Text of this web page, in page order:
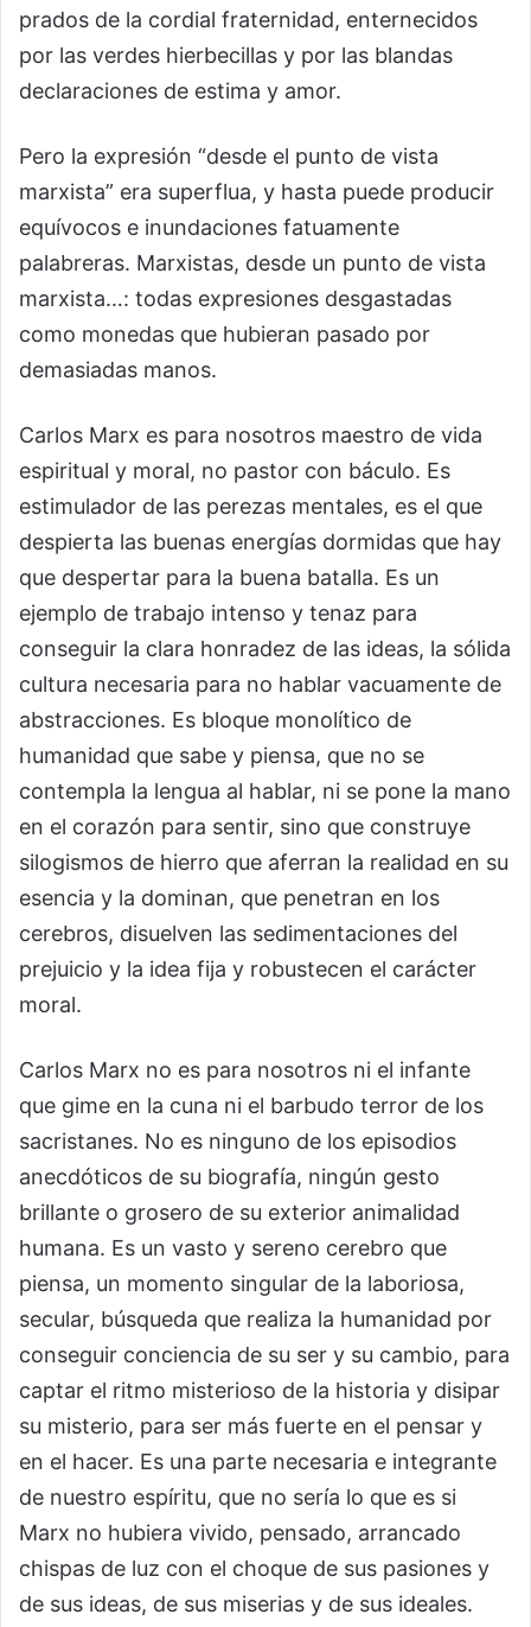
prados de la cordial fraternidad, enternecidos
por las verdes hierbecillas y por las blandas
declaraciones de estima y amor.
Pero la expresión “desde el punto de vista
marxista” era superflua, y hasta puede producir
equívocos e inundaciones fatuamente
palabreras. Marxistas, desde un punto de vista
marxista…: todas expresiones desgastadas
como monedas que hubieran pasado por
demasiadas manos.
Carlos Marx es para nosotros maestro de vida
espiritual y moral, no pastor con báculo. Es
estimulador de las perezas mentales, es el que
despierta las buenas energías dormidas que hay
que despertar para la buena batalla. Es un
ejemplo de trabajo intenso y tenaz para
conseguir la clara honradez de las ideas, la sólida
cultura necesaria para no hablar vacuamente de
abstracciones. Es bloque monolítico de
humanidad que sabe y piensa, que no se
contempla la lengua al hablar, ni se pone la mano
en el corazón para sentir, sino que construye
silogismos de hierro que aferran la realidad en su
esencia y la dominan, que penetran en los
cerebros, disuelven las sedimentaciones del
prejuicio y la idea fija y robustecen el carácter
moral.
Carlos Marx no es para nosotros ni el infante
que gime en la cuna ni el barbudo terror de los
sacristanes. No es ninguno de los episodios
anecdóticos de su biografía, ningún gesto
brillante o grosero de su exterior animalidad
humana. Es un vasto y sereno cerebro que
piensa, un momento singular de la laboriosa,
secular, búsqueda que realiza la humanidad por
conseguir conciencia de su ser y su cambio, para
captar el ritmo misterioso de la historia y disipar
su misterio, para ser más fuerte en el pensar y
en el hacer. Es una parte necesaria e integrante
de nuestro espíritu, que no sería lo que es si
Marx no hubiera vivido, pensado, arrancado
chispas de luz con el choque de sus pasiones y
de sus ideas, de sus miserias y de sus ideales.